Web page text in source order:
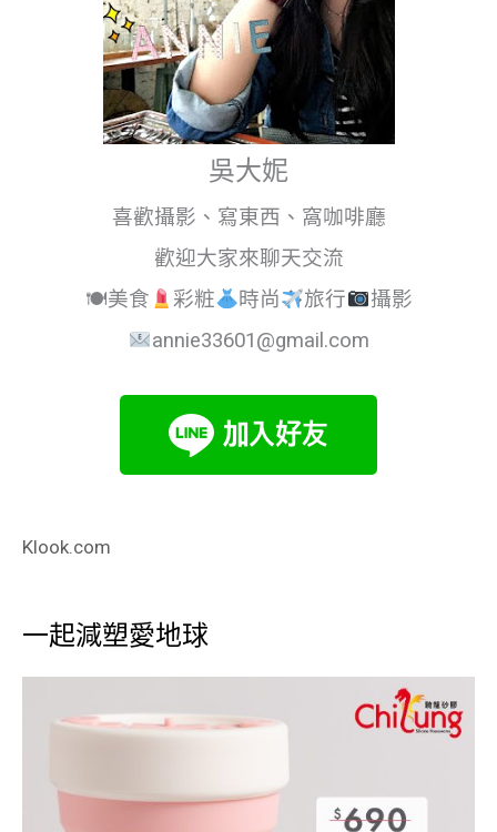
吳大妮
喜歡攝影、寫東西、窩咖啡廳
歡迎大家來聊天交流
🍽美食
彩粧 時尚 旅行
攝影
annie33601@gmail.com
Klook.com
一起減塑愛地球